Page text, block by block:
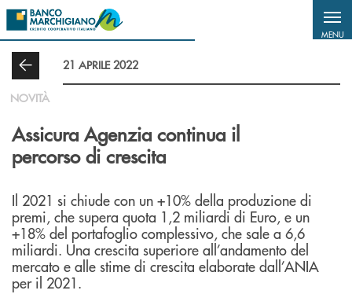
Salta al contenuto principale
MENU
21 APRILE 2022
NOVITÀ
Assicura Agenzia continua il
percorso di crescita
Il 2021 si chiude con un +10% della produzione di
premi, che supera quota 1,2 miliardi di Euro, e un
+18% del portafoglio complessivo, che sale a 6,6
miliardi. Una crescita superiore all’andamento del
mercato e alle stime di crescita elaborate dall’ANIA
per il 2021.